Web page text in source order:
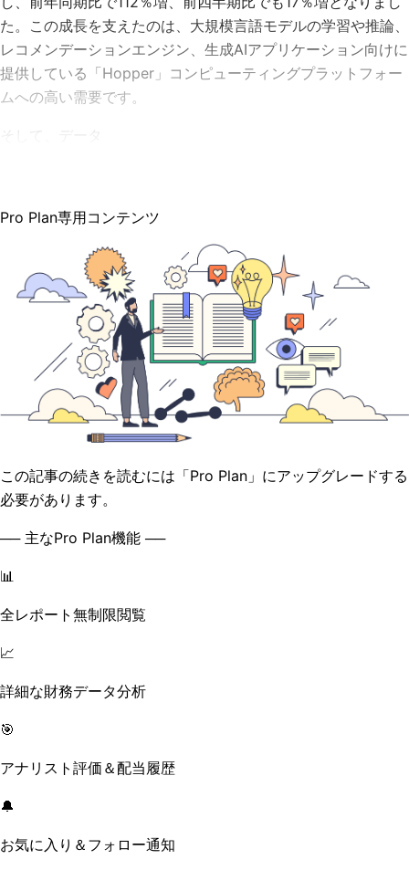
た。この成長を支えたのは、大規模言語モデルの学習や推論、
レコメンデーションエンジン、生成AIアプリケーション向けに
提供している「Hopper」コンピューティングプラットフォー
ムへの高い需要です。
Pro Plan専用コンテンツ
この記事の続きを読むには「Pro Plan」にアップグレードする
必要があります。
── 主なPro Plan機能 ──
📊
全レポート無制限閲覧
📈
詳細な財務データ分析
🎯
アナリスト評価＆配当履歴
🔔
お気に入り＆フォロー通知